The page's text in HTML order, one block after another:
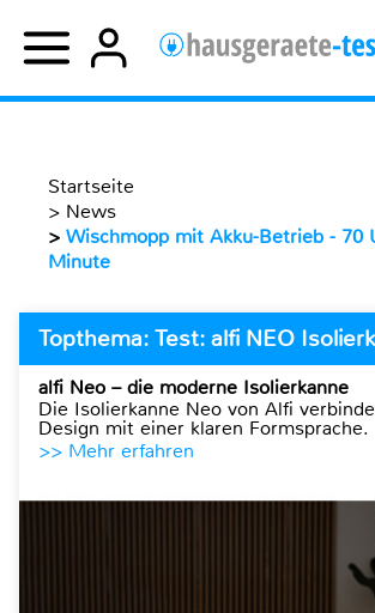
Startseite
> News
> Wischmopp mit Akku-Betrieb - 70
Minute
Topthema: Test: alfi NEO
alfi Neo – die moderne Isolierkanne
Die Isolierkanne Neo von Alfi
Design mit einer klaren Formsprache.
>> Mehr erfahren